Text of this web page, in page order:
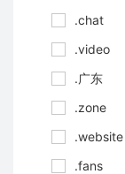
.chat
.video
.广东
.zone
.website
.fans